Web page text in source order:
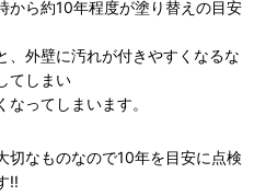
から約10年程度が塗り替えの目安
、外壁に汚れが付きやすくなるな
てしまい
ってしまいます。
切なものなので10年を目安に点検
!!